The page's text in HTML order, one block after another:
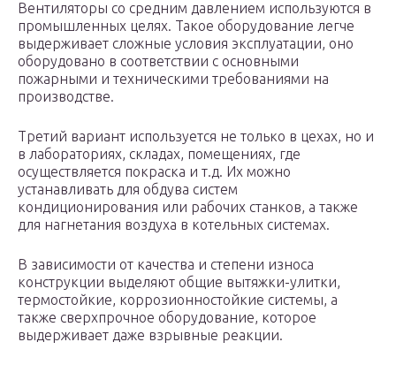
Вентиляторы со средним давлением используются в
промышленных целях. Такое оборудование легче
выдерживает сложные условия эксплуатации, оно
оборудовано в соответствии с основными
пожарными и техническими требованиями на
производстве.
Третий вариант используется не только в цехах, но и
в лабораториях, складах, помещениях, где
осуществляется покраска и т.д. Их можно
устанавливать для обдува систем
кондиционирования или рабочих станков, а также
для нагнетания воздуха в котельных системах.
В зависимости от качества и степени износа
конструкции выделяют общие вытяжки-улитки,
термостойкие, коррозионностойкие системы, а
также сверхпрочное оборудование, которое
выдерживает даже взрывные реакции.